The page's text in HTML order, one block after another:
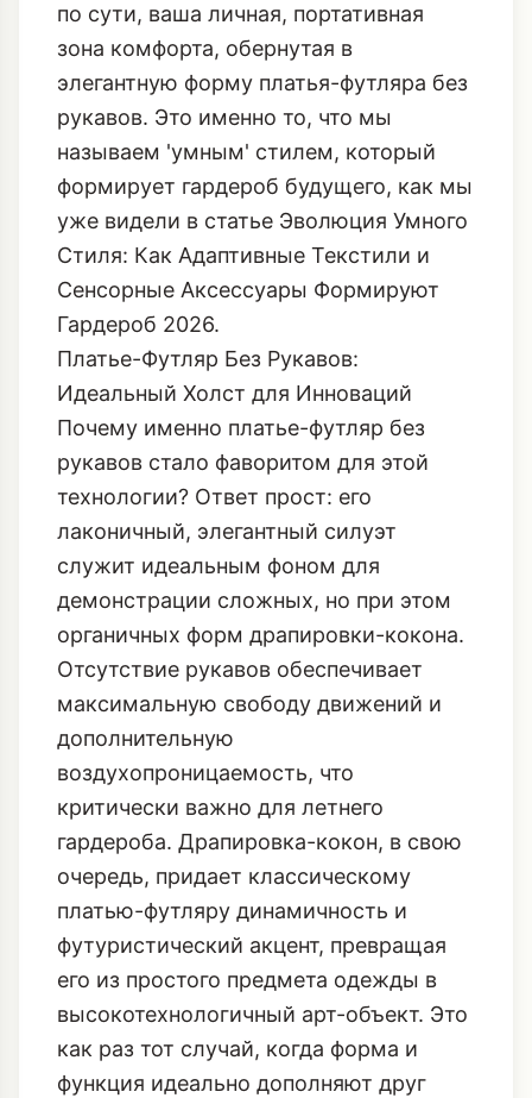
по сути, ваша личная, портативная
зона комфорта, обернутая в
элегантную форму платья-футляра без
рукавов. Это именно то, что мы
называем 'умным' стилем, который
формирует гардероб будущего, как мы
уже видели в статье Эволюция Умного
Стиля: Как Адаптивные Текстили и
Сенсорные Аксессуары Формируют
Гардероб 2026.
Платье-Футляр Без Рукавов:
Идеальный Холст для Инноваций
Почему именно платье-футляр без
рукавов стало фаворитом для этой
технологии? Ответ прост: его
лаконичный, элегантный силуэт
служит идеальным фоном для
демонстрации сложных, но при этом
органичных форм драпировки-кокона.
Отсутствие рукавов обеспечивает
максимальную свободу движений и
дополнительную
воздухопроницаемость, что
критически важно для летнего
гардероба. Драпировка-кокон, в свою
очередь, придает классическому
платью-футляру динамичность и
футуристический акцент, превращая
его из простого предмета одежды в
высокотехнологичный арт-объект. Это
как раз тот случай, когда форма и
функция идеально дополняют друг